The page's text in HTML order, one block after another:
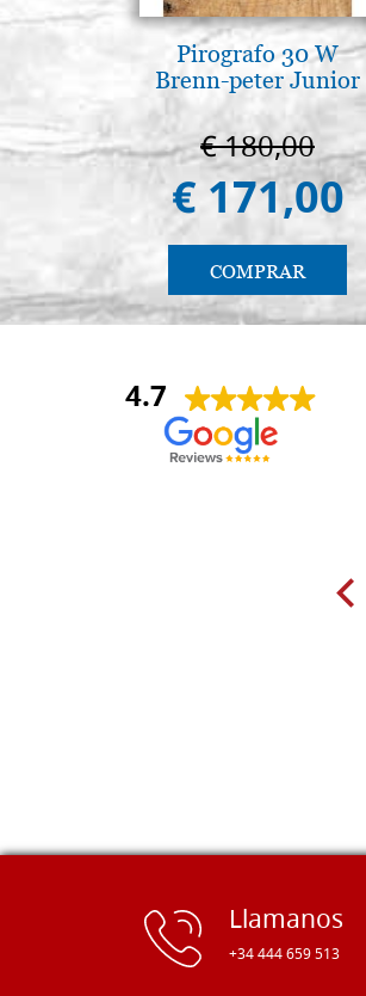
Pirografo 30 W
Brenn-peter Junior
€ 180,00
€ 171,00
COMPRAR
4.7
Anna Maria Negri
Llamanos
+34 444 659 513